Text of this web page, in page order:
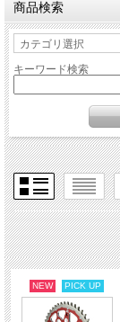
商品検索
キーワード検索
NEW PICK UP